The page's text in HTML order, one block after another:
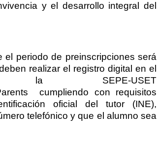
y el desarrollo integral del
el periodo de preinscripciones será
realizar el registro digital en el
SEPE-USET
cumpliendo con requisitos
oficial del tutor (INE),
telefónico y que el alumno sea